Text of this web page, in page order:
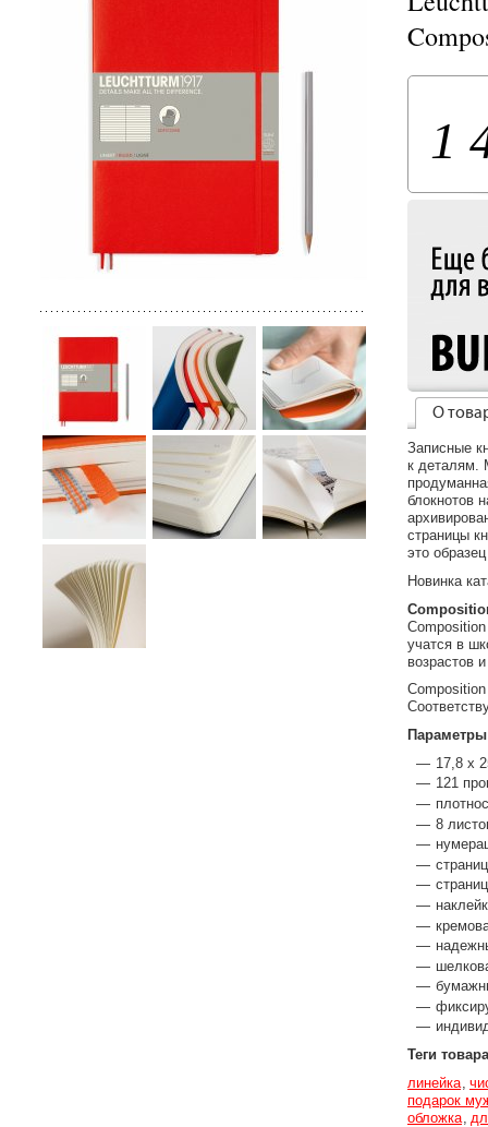
1
О
Записные
к деталям.
блокнотов
страницы
это
Новинка
учатся в
возрастов
Параметры
17,8 х
121
8
Теги товара
линейка
подарок
обложка